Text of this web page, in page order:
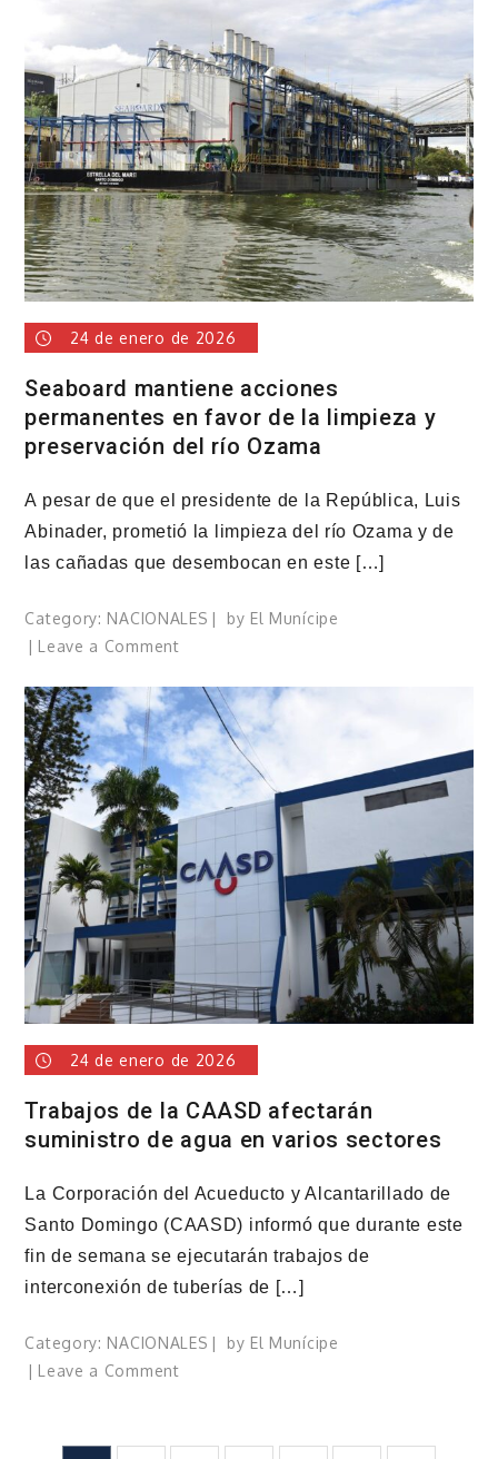
Martinón
firman
convenio
24 de enero de 2026
Seaboard mantiene acciones
permanentes en favor de la limpieza y
preservación del río Ozama
A pesar de que el presidente de la República, Luis
Abinader, prometió la limpieza del río Ozama y de
las cañadas que desembocan en este […]
Category: NACIONALES by El Munícipe
Leave a Commenton
mantiene
acciones
permanentes
en
favor
de
la
limpieza
preservación
río
Ozama
24 de enero de 2026
Trabajos de la CAASD afectarán
suministro de agua en varios sectores
La Corporación del Acueducto y Alcantarillado de
Santo Domingo (CAASD) informó que durante este
fin de semana se ejecutarán trabajos de
interconexión de tuberías de […]
Category: NACIONALES by El Munícipe
Leave a Commenton
la